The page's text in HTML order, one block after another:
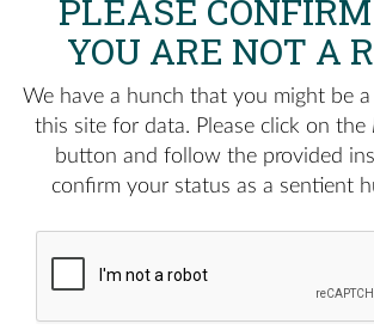
PLEASE
YOU ARE NOT A
We have a hunch that you might be
this site for data. Please click on the
button and follow the provided
confirm your status as a sentient